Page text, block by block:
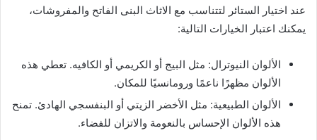
عند اختيار الستائر لتتناسب مع الاثاث البنى الفاتح والمفروشات،
يمكنك اعتبار الخيارات التالية:
الألوان النيوترال: مثل البيج أو الكريمي أو الكافيه. تعطي هذه
الألوان مظهرًا ناعمًا ورومانسيًا للمكان.
الألوان الطبيعية: مثل الأخضر الزيتي أو البنفسجي الهادئ. تمنح
هذه الألوان الإحساس بالنعومة والاتزان للفضاء.